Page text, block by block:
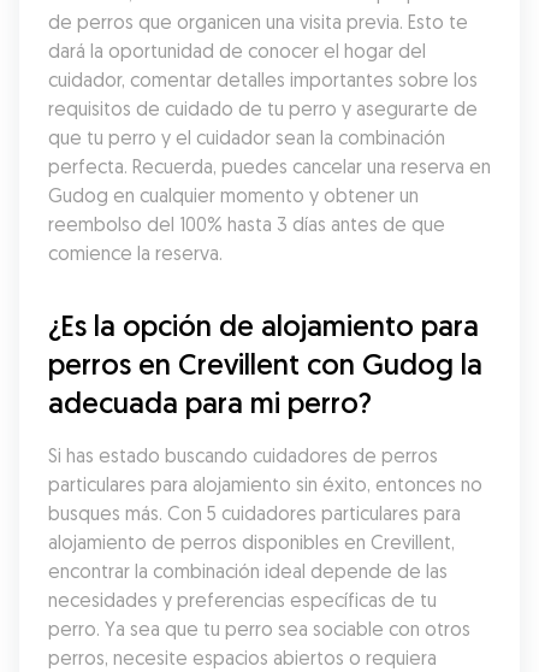
de perros que organicen una visita previa. Esto te
dará la oportunidad de conocer el hogar del
cuidador, comentar detalles importantes sobre los
requisitos de cuidado de tu perro y asegurarte de
que tu perro y el cuidador sean la combinación
perfecta. Recuerda, puedes cancelar una reserva en
Gudog en cualquier momento y obtener un
reembolso del 100% hasta 3 días antes de que
comience la reserva.
¿Es la opción de alojamiento para
perros en Crevillent con Gudog la
adecuada para mi perro?
Si has estado buscando cuidadores de perros
particulares para alojamiento sin éxito, entonces no
busques más. Con 5 cuidadores particulares para
alojamiento de perros disponibles en Crevillent,
encontrar la combinación ideal depende de las
necesidades y preferencias específicas de tu
perro. Ya sea que tu perro sea sociable con otros
perros, necesite espacios abiertos o requiera